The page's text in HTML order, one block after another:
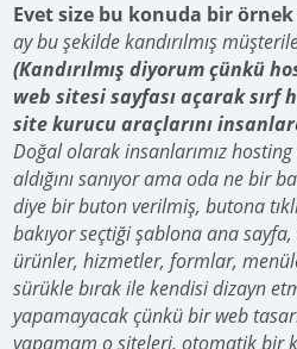
Evet size bu konuda bir
ay bu şekilde kandırılmış
(Kandırılmış diyorum çünkü
web sitesi sayfası açarak sırf
site kurucu araçlarını
Doğal olarak insanlarımız hosting
aldığını sanıyor ama oda ne bir
diye bir buton verilmiş, butona
bakıyor seçtiği şablona ana
ürünler, hizmetler, formlar,
sürükle bırak ile kendisi dizayn
yapamayacak çünkü bir web
yapamam o siteleri, otomatik bir